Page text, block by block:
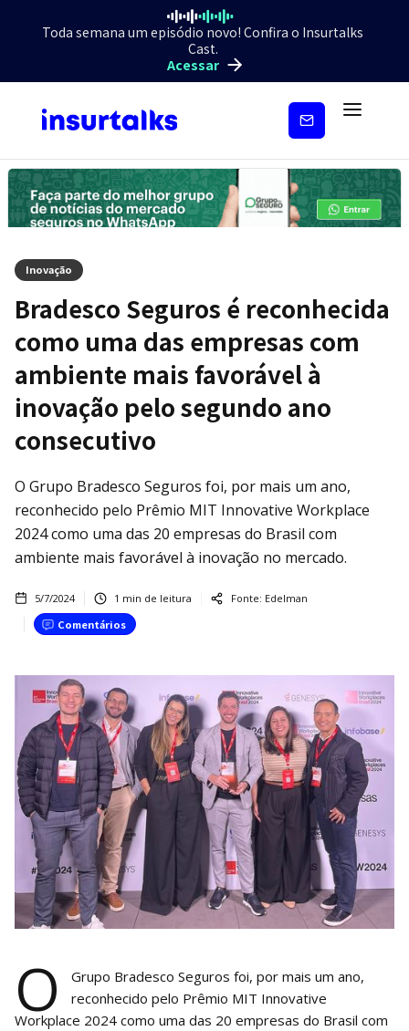
Toda semana um episódio novo! Confira o Insurtalks
Cast.
Acessar
Inscreva-
Inovação
Bradesco Seguros é reconhecida
como uma das empresas com
ambiente mais favorável à
inovação pelo segundo ano
consecutivo
O Grupo Bradesco Seguros foi, por mais um ano,
reconhecido pelo Prêmio MIT Innovative Workplace
2024 como uma das 20 empresas do Brasil com
ambiente mais favorável à inovação no mercado.
5/7/2024 1 min de leitura Fonte: Edelman
Comentários
O
Grupo Bradesco Seguros foi, por mais um ano,
reconhecido pelo Prêmio MIT Innovative
Workplace 2024 como uma das 20 empresas do Brasil com